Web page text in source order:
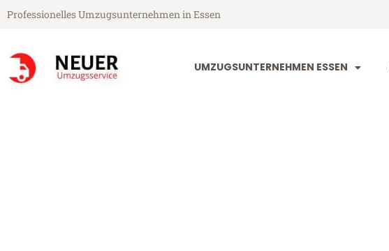
Professionelles Umzugsunternehmen in Essen
UMZUGSUNTERNEHMEN ESSEN